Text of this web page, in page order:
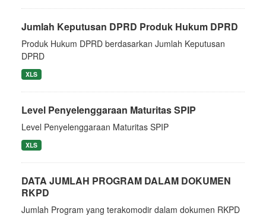
Jumlah Keputusan DPRD Produk Hukum DPRD
Produk Hukum DPRD berdasarkan Jumlah Keputusan
DPRD
XLS
Level Penyelenggaraan Maturitas SPIP
Level Penyelenggaraan Maturitas SPIP
XLS
DATA JUMLAH PROGRAM DALAM DOKUMEN
RKPD
Jumlah Program yang terakomodir dalam dokumen RKPD